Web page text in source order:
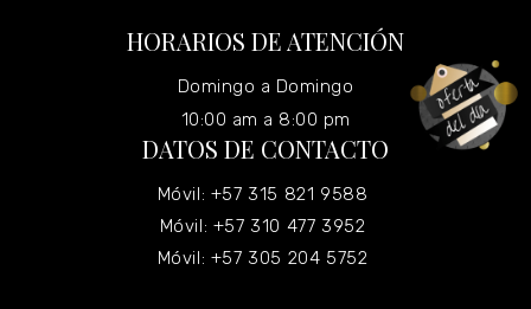
HORARIOS DE ATENCIÓN
Domingo a Domingo
10:00 am a 8:00 pm
DATOS DE CONTACTO
Móvil: +57 315 821 9588
Móvil: +57 310 477 3952
Móvil: +57 305 204 5752